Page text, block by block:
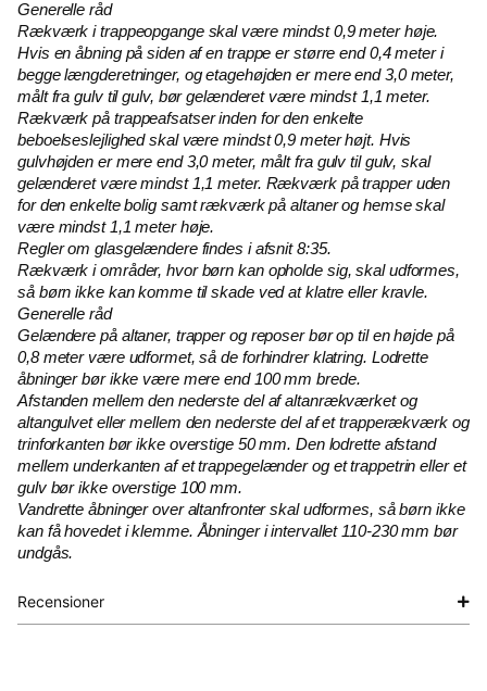
Generelle råd
Rækværk i trappeopgange skal være mindst 0,9 meter høje.
Hvis en åbning på siden af en trappe er større end 0,4 meter i
begge længderetninger, og etagehøjden er mere end 3,0 meter,
målt fra gulv til gulv, bør gelænderet være mindst 1,1 meter.
Rækværk på trappeafsatser inden for den enkelte
beboelseslejlighed skal være mindst 0,9 meter højt. Hvis
gulvhøjden er mere end 3,0 meter, målt fra gulv til gulv, skal
gelænderet være mindst 1,1 meter. Rækværk på trapper uden
for den enkelte bolig samt rækværk på altaner og hemse skal
være mindst 1,1 meter høje.
Regler om glasgelændere findes i afsnit 8:35.
Rækværk i områder, hvor børn kan opholde sig, skal udformes,
så børn ikke kan komme til skade ved at klatre eller kravle.
Generelle råd
Gelændere på altaner, trapper og reposer bør op til en højde på
0,8 meter være udformet, så de forhindrer klatring. Lodrette
åbninger bør ikke være mere end 100 mm brede.
Afstanden mellem den nederste del af altanrækværket og
altangulvet eller mellem den nederste del af et trapperækværk og
trinforkanten bør ikke overstige 50 mm. Den lodrette afstand
mellem underkanten af et trappegelænder og et trappetrin eller et
gulv bør ikke overstige 100 mm.
Vandrette åbninger over altanfronter skal udformes, så børn ikke
kan få hovedet i klemme. Åbninger i intervallet 110-230 mm bør
undgås.
Recensioner